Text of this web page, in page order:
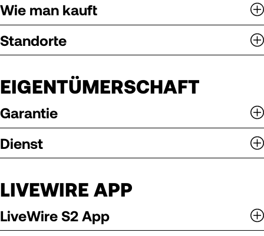
Wie man kauft
Standorte
EIGENTÜMERSCHAFT
Garantie
Dienst
LIVEWIRE APP
LiveWire S2 App